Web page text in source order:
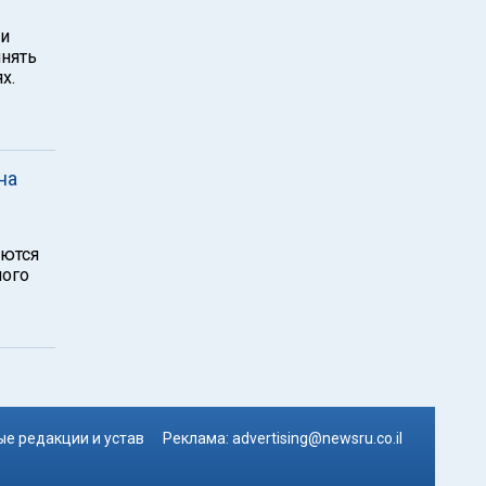
редакции и устав Реклама: advertising@newsru.co.il